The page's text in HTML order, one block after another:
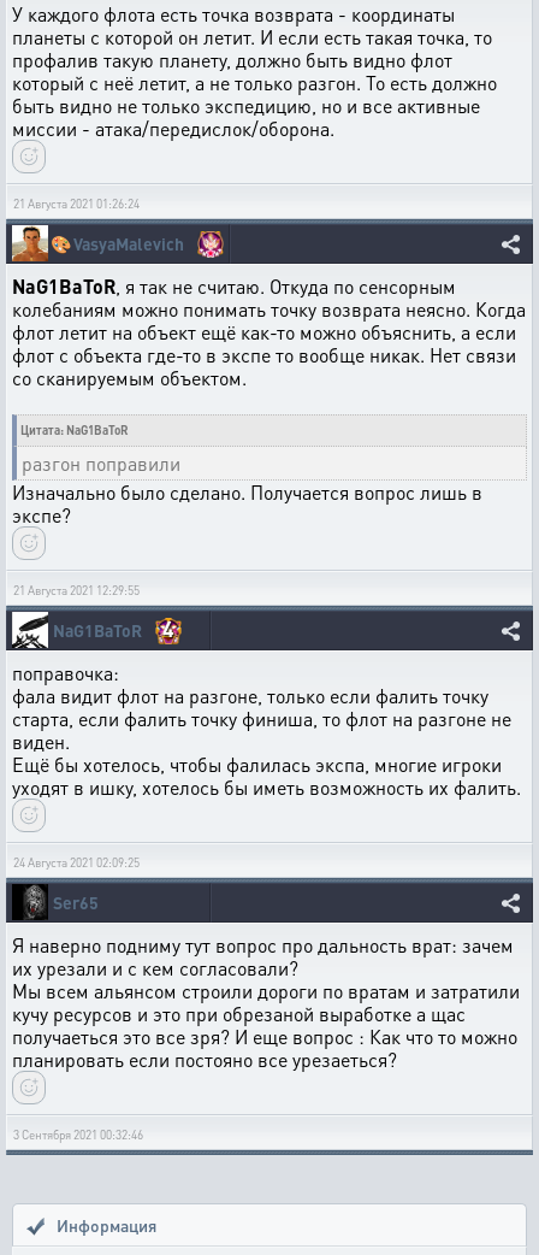
У каждого флота есть точка возврата - координаты
планеты с которой он летит. И если есть такая точка, то
профалив такую планету, должно быть видно флот
который с неё летит, а не только разгон. То есть должно
быть видно не только экспедицию, но и все активные
миссии - атака/передислок/оборона.
21 Августа 2021 01:26:24
🎨VasyaMalevich
NaG1BaToR , я так не считаю. Откуда по сенсорным
колебаниям можно понимать точку возврата неясно. Когда
флот летит на объект ещё как-то можно объяснить, а если
флот с объекта где-то в экспе то вообще никак. Нет связи
со сканируемым объектом.
Цитата: NaG1BaToR
разгон поправили
Изначально было сделано. Получается вопрос лишь в
экспе?
21 Августа 2021 12:29:55
NaG1BaToR 4
поправочка:
фала видит флот на разгоне, только если фалить точку
старта, если фалить точку финиша, то флот на разгоне не
виден.
Ещё бы хотелось, чтобы фалилась экспа, многие игроки
уходят в ишку, хотелось бы иметь возможность их фалить.
24 Августа 2021 02:09:25
Ser65
Я наверно подниму тут вопрос про дальность врат: зачем
их урезали и с кем согласовали?
Мы всем альянсом строили дороги по вратам и затратили
кучу ресурсов и это при обрезаной выработке а щас
получаеться это все зря? И еще вопрос : Как что то можно
планировать если постояно все урезаеться?
3 Сентября 2021 00:32:46
Информация